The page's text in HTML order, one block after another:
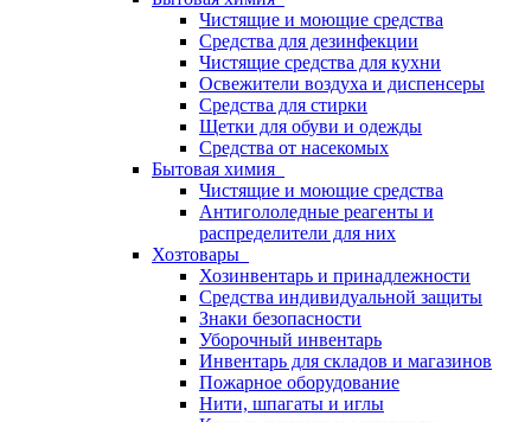
Чистящие и моющие средства
Средства для дезинфекции
Чистящие средства для кухни
Освежители воздуха и диспенсеры
Средства для стирки
Щетки для обуви и одежды
Средства от насекомых
Бытовая химия
Чистящие и моющие средства
Антигололедные реагенты и
распределители для них
Хозтовары
Хозинвентарь и принадлежности
Средства индивидуальной защиты
Знаки безопасности
Уборочный инвентарь
Инвентарь для складов и магазинов
Пожарное оборудование
Нити, шпагаты и иглы